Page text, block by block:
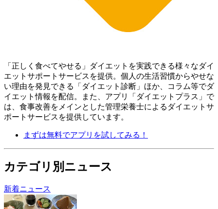
「正しく食べてやせる」ダイエットを実践できる様々なダイ
エットサポートサービスを提供。個人の生活習慣からやせな
い理由を発見できる「ダイエット診断」ほか、コラム等でダ
イエット情報を配信。 また、アプリ「ダイエットプラス」で
は、食事改善をメインとした管理栄養士によるダイエットサ
ポートサービスを提供しています。
まずは無料でアプリを試してみる！
カテゴリ別ニュース
新着ニュース